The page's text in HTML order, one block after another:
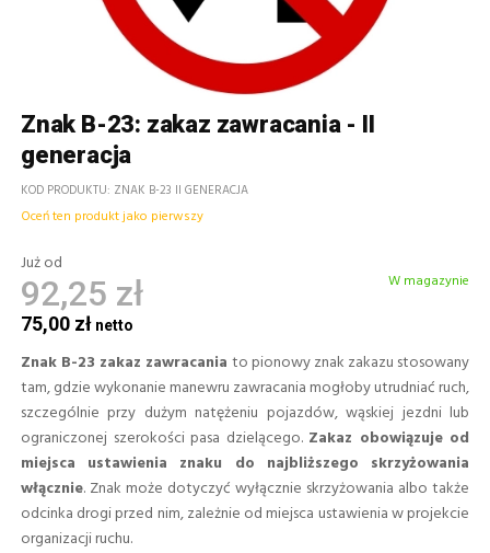
Znak B-23: zakaz zawracania - II
generacja
KOD PRODUKTU ZNAK B-23 II GENERACJA
Oceń ten produkt jako pierwszy
Już od
92,25 zł
75,00 zł
W magazynie
Znak B-23 zakaz zawracania to pionowy znak zakazu stosowany
tam, gdzie wykonanie manewru zawracania mogłoby utrudniać ruch,
szczególnie przy dużym natężeniu pojazdów, wąskiej jezdni lub
ograniczonej szerokości pasa dzielącego. Zakaz obowiązuje od
miejsca ustawienia znaku do najbliższego skrzyżowania
włącznie. Znak może dotyczyć wyłącznie skrzyżowania albo także
odcinka drogi przed nim, zależnie od miejsca ustawienia w projekcie
organizacji ruchu.